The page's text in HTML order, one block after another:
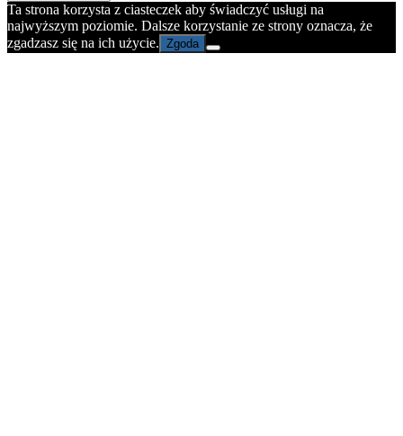
Ta strona korzysta z ciasteczek aby świadczyć usługi na
najwyższym poziomie. Dalsze korzystanie ze strony oznacza, że
zgadzasz się na ich użycie. Zgoda